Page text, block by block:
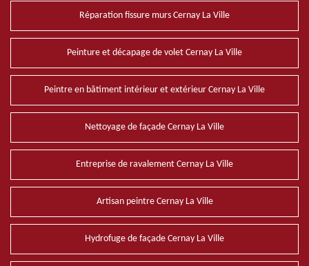
Réparation fissure murs Cernay La Ville
Peinture et décapage de volet Cernay La Ville
Peintre en bâtiment intérieur et extérieur Cernay La Ville
Nettoyage de façade Cernay La Ville
Entreprise de ravalement Cernay La Ville
Artisan peintre Cernay La Ville
Hydrofuge de façade Cernay La Ville